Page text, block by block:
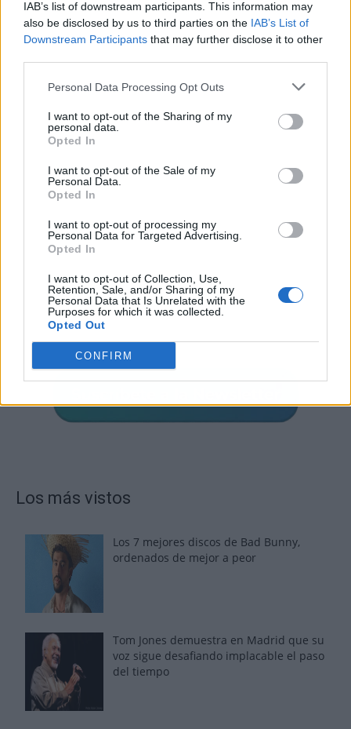
IAB’s list of downstream participants. This information may
also be disclosed by us to third parties on the IAB’s List of
Downstream Participants that may further disclose it to other
Personal Data Processing Opt Outs
I want to opt-out of the Sharing of my
personal data.
Opted In
I want to opt-out of the Sale of my
Personal Data.
Opted In
I want to opt-out of processing my
Personal Data for Targeted Advertising.
Opted In
I want to opt-out of Collection, Use,
Retention, Sale, and/or Sharing of my
Personal Data that Is Unrelated with the
Purposes for which it was collected.
Opted Out
CONFIRM
Publicidad
Los más vistos
Los 7 mejores discos de Bad Bunny,
ordenados de mejor a peor
Tom Jones demuestra en Madrid que su
voz sigue desafiando implacable el paso
del tiempo